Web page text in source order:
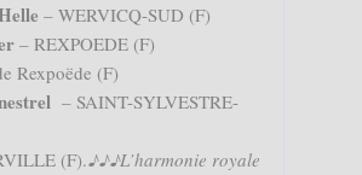
– WERVICQ-SUD (F)
– REXPOEDE (F)
Rexpoëde (F)
– SAINT-SYLVESTRE-
(F).♪♪♪L’harmonie royale